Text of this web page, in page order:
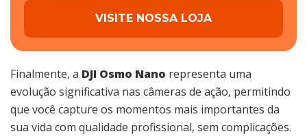
VISITE NOSSA LOJA
Finalmente, a DJI Osmo Nano representa uma
evolução significativa nas câmeras de ação, permitindo
que você capture os momentos mais importantes da
sua vida com qualidade profissional, sem complicações.